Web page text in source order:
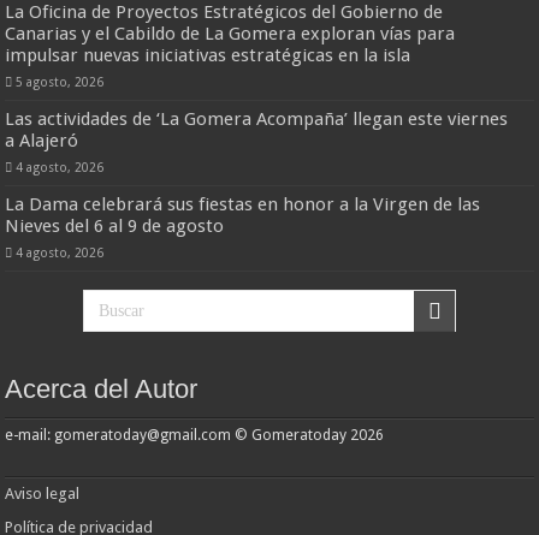
La Oficina de Proyectos Estratégicos del Gobierno de
Canarias y el Cabildo de La Gomera exploran vías para
impulsar nuevas iniciativas estratégicas en la isla
5 agosto, 2026
Las actividades de ‘La Gomera Acompaña’ llegan este viernes
a Alajeró
4 agosto, 2026
La Dama celebrará sus fiestas en honor a la Virgen de las
Nieves del 6 al 9 de agosto
4 agosto, 2026
Acerca del Autor
e-mail: gomeratoday@gmail.com © Gomeratoday 2026
Aviso legal
Política de privacidad